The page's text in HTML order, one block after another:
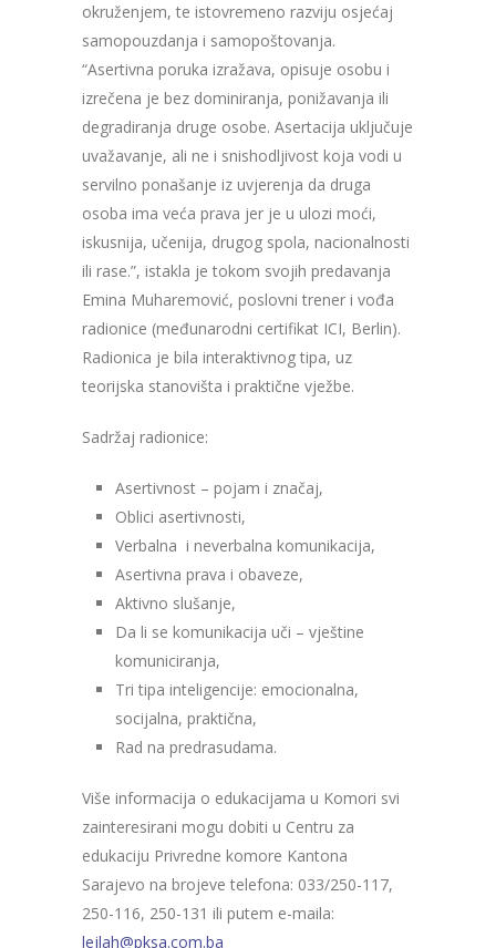
okruženjem, te istovremeno razviju osjećaj
samopouzdanja i samopoštovanja.
“Asertivna poruka izražava, opisuje osobu i
izrečena je bez dominiranja, ponižavanja ili
degradiranja druge osobe. Asertacija uključuje
uvažavanje, ali ne i snishodljivost koja vodi u
servilno ponašanje iz uvjerenja da druga
osoba ima veća prava jer je u ulozi moći,
iskusnija, učenija, drugog spola, nacionalnosti
ili rase.”, istakla je tokom svojih predavanja
Emina Muharemović, poslovni trener i vođa
radionice (međunarodni certifikat ICI, Berlin).
Radionica je bila interaktivnog tipa, uz
teorijska stanovišta i praktične vježbe.
Sadržaj radionice:
Asertivnost – pojam i značaj,
Oblici asertivnosti,
Verbalna i neverbalna komunikacija,
Asertivna prava i obaveze,
Aktivno slušanje,
Da li se komunikacija uči – vještine
komuniciranja,
Tri tipa inteligencije: emocionalna,
socijalna, praktična,
Rad na predrasudama.
Više informacija o edukacijama u Komori svi
zainteresirani mogu dobiti u Centru za
edukaciju Privredne komore Kantona
Sarajevo na brojeve telefona: 033/250-117,
250-116, 250-131 ili putem e-maila:
lejlah@pksa.com.ba